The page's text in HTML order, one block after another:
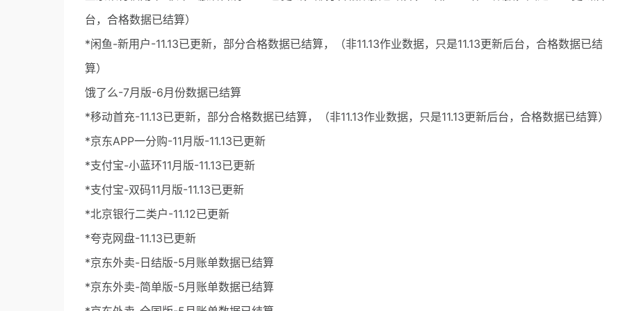
台，合格数据已结算）
*闲鱼-新用户-11.13已更新，部分合格数据已结算，（非11.13作业数据，只是11.13更新后台，合格数据已结
算）
饿了么-7月版-6月份数据已结算
*移动首充-11.13已更新，部分合格数据已结算，（非11.13作业数据，只是11.13更新后台，合格数据已结算）
*京东APP一分购-11月版-11.13已更新
*支付宝-小蓝环11月版-11.13已更新
*支付宝-双码11月版-11.13已更新
*北京银行二类户-11.12已更新
*夸克网盘-11.13已更新
*京东外卖-日结版-5月账单数据已结算
*京东外卖-简单版-5月账单数据已结算